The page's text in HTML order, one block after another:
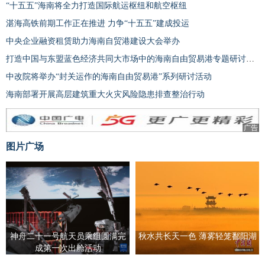
“十五五”海南将全力打造国际航运枢纽和航空枢纽
湛海高铁前期工作正在推进 力争“十五五”建成投运
中央企业融资租赁助力海南自贸港建设大会举办
中改院将举办“封关运作的海南自由贸易港”系列研讨活动
海南部署开展高层建筑重大火灾风险隐患排查整治行动
广告
图片广场
神舟二十一号航天员乘组圆满完
成第一次出舱活动
秋水共长天一色 薄雾轻笼鄱阳湖